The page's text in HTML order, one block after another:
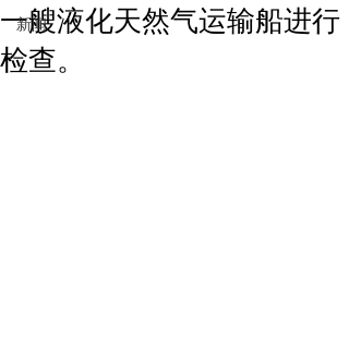
新闻
一艘液化天然气运输船进行
检查。